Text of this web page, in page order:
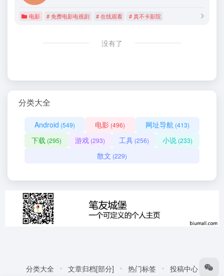
电影 # 免费电影电视剧 # 在线观看 # 真不卡影院
没有了
分类大全
Android (549) 电影 (496) 网址导航 (413)
下载 (295) 游戏 (293) 工具(256) 小说 (233)
散文 (229)
分类大全 文章归档[部分] 热门标签 投稿中心